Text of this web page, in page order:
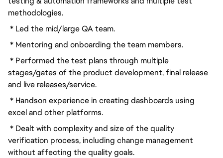
methodologies.
* Led the mid/large QA team.
* Mentoring and onboarding the team members.
* Performed the test plans through multiple
stages/gates of the product development, final release
and live releases/service.
* Handson experience in creating dashboards using
excel and other platforms.
* Dealt with complexity and size of the quality
verification process, including change management
without affecting the quality goals.